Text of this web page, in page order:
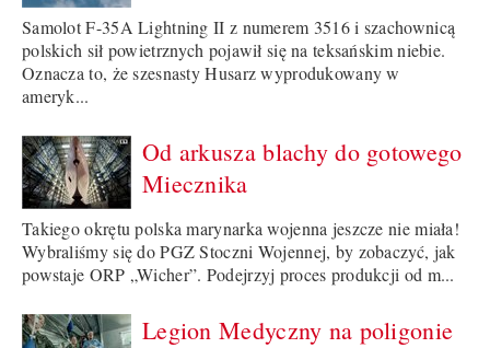
Samolot F-35A Lightning II z numerem 3516 i szachownicą
polskich sił powietrznych pojawił się na teksańskim niebie.
Oznacza to, że szesnasty Husarz wyprodukowany w
ameryk...
Od arkusza blachy do gotowego
Miecznika
Takiego okrętu polska marynarka wojenna jeszcze nie miała!
Wybraliśmy się do PGZ Stoczni Wojennej, by zobaczyć, jak
powstaje ORP „Wicher”. Podejrzyj proces produkcji od m...
Legion Medyczny na poligonie